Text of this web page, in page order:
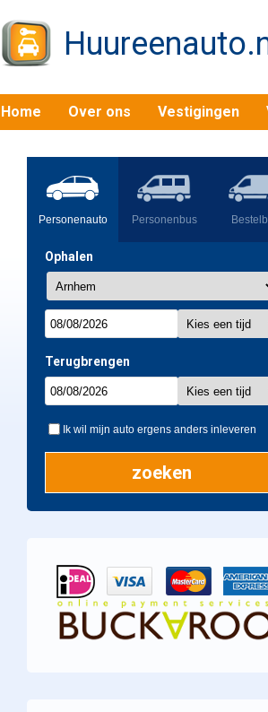
Home Over ons Vestigingen
Personenauto Personenbus
Ophalen
Terugbrengen
Ik wil mijn auto ergens anders inleveren